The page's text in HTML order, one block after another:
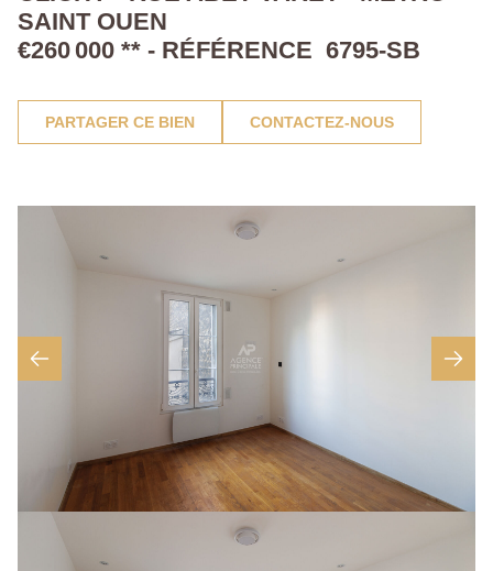
SAINT OUEN
€260 000 ** - RÉFÉRENCE 6795-SB
PARTAGER CE BIEN CONTACTEZ-NOUS